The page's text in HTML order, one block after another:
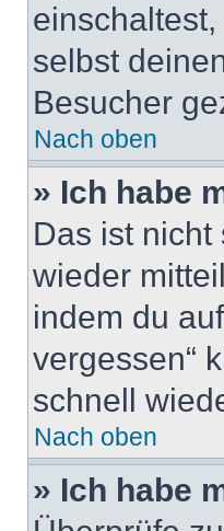
selbst
Besucher
Nach oben
» Ich habe
Das ist
wieder
indem du
vergessen“
schnell
Nach oben
» Ich habe